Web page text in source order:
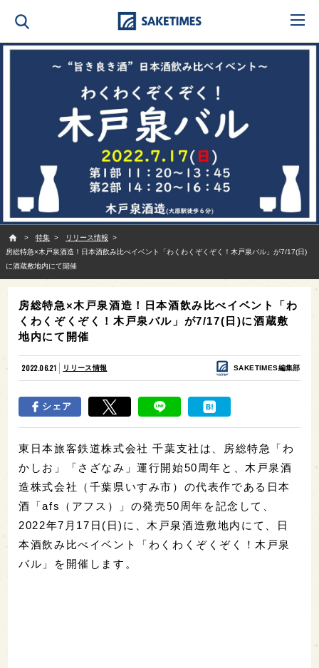
特集
リリース情報
房総特急×木戸泉酒造！日本酒飲み比べイベント「わくわくぞくぞく！木戸泉バル」が7/17(日)
に酒蔵敷地内にて開催
房総特急×木戸泉酒造！日本酒飲み比べイベント「わ
くわくぞくぞく！木戸泉バル」が7/17(日)に酒蔵敷
地内にて開催
2022.06.21 リリース情報 SAKETIMES編集部
シェア
東日本旅客鉄道株式会社 千葉支社は、房総特急「わ
かしお」「さざなみ」運行開始50周年と、木戸泉酒
造株式会社（千葉県いすみ市）の代表作である日本
酒「afs（アフス）」の発売50周年を記念して、
2022年7月17日(日)に、木戸泉酒造敷地内にて、日
本酒飲み比べイベント「わくわくぞくぞく！木戸泉
バル」を開催します。